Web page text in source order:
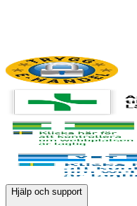
Hjälp och support